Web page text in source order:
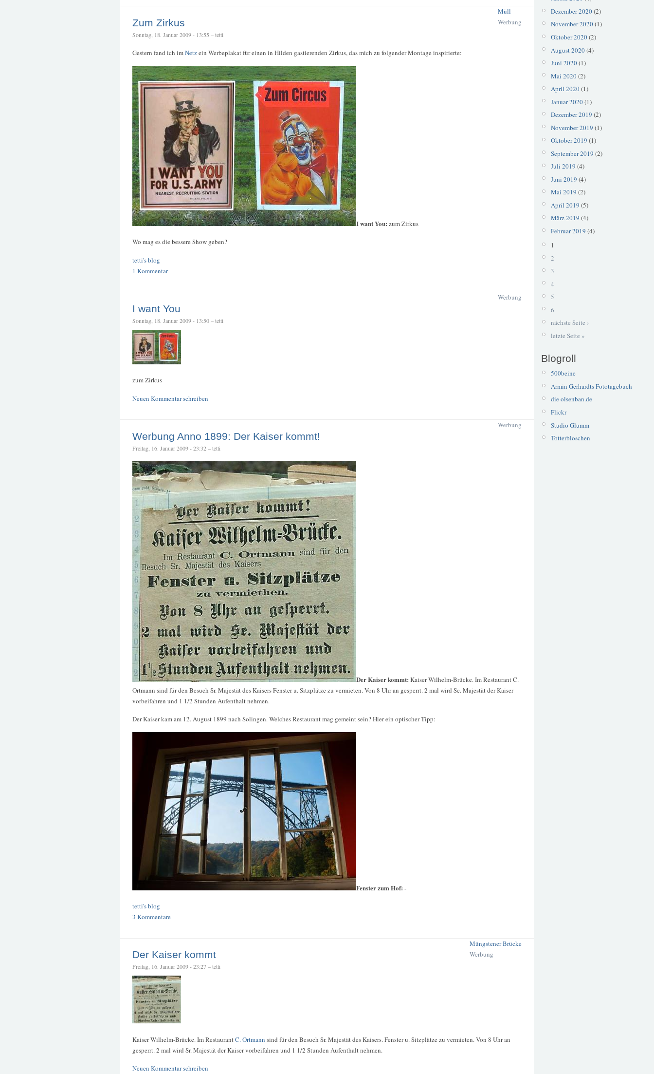
Müll
Werbung
Zum Zirkus
Sonntag, 18. Januar 2009 - 13:55 – tetti
Gestern fand ich imNetzein Werbeplakat für einen in Hilden gastierenden Zirkus, das mich zu folgender Montage inspirierte:
I want You: zum Zirkus
Wo mag es die bessere Show geben?
tetti's blog
1 Kommentar
Werbung
I want You
Sonntag, 18. Januar 2009 - 13:50 – tetti
zum Zirkus
Neuen Kommentar schreiben
Werbung
Werbung Anno 1899: Der Kaiser kommt!
Freitag, 16. Januar 2009 - 23:32 – tetti
Der Kaiser kommt: Kaiser Wilhelm-Brücke. Im Restaurant C.
Ortmann sind für den Besuch Sr. Majestät des Kaisers Fenster u. Sitzplätze zu vermieten. Von 8 Uhr an gesperrt. 2 mal wird Se. Majestät der Kaiser
vorbeifahren und 1 1/2 Stunden Aufenthalt nehmen.
Der Kaiser kam am 12. August 1899 nach Solingen. Welches Restaurant mag gemeint sein? Hier ein optischer Tipp:
Fenster zum Hof: -
tetti's blog
3 Kommentare
Müngstener Brücke
Werbung
Der Kaiser kommt
Freitag, 16. Januar 2009 - 23:27 – tetti
Kaiser Wilhelm-Brücke. Im RestaurantC. Ortmann sind für den Besuch Sr. Majestät des Kaisers. Fenster u. Sitzplätze zu vermieten. Von 8 Uhr an
gesperrt. 2 mal wird Sr. Majestät der Kaiser vorbeifahren und 1 1/2 Stunden Aufenthalt nehmen.
Neuen Kommentar schreiben
Dezember 2020(2)
November 2020(1)
Oktober 2020(2)
August 2020(4)
Juni 2020(1)
Mai 2020(2)
April 2020(1)
Januar 2020(1)
Dezember 2019 (2)
November 2019 (1)
Oktober 2019 (1)
September 2019 (2)
Juli 2019 (4)
Juni 2019 (4)
Mai 2019 (2)
April 2019 (5)
März 2019 (4)
Februar 2019 (4)
1
2
3
4
5
6
nächste Seite ›
letzte Seite »
Blogroll
500beine
Armin Gerhardts Fototagebuch
die olsenban.de
Flickr
Studio Glumm
Totterbloschen